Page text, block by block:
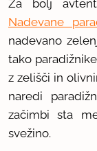
Za bolj
Nadevane
nadevano
tako
z zelišči in
naredi
začimbi sta
svežino.